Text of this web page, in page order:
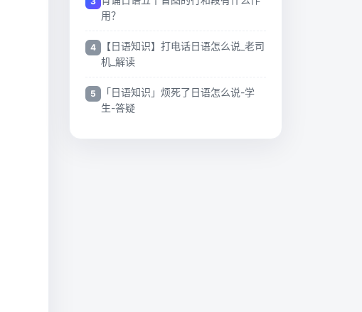
用？
【日语知识】打电话日语怎么说_老司
机_解读
「日语知识」烦死了日语怎么说-学
生-答疑